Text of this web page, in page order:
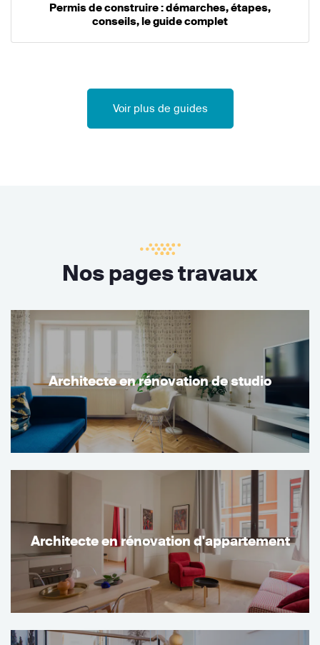
Permis de construire : démarches, étapes,
conseils, le guide complet
Voir plus de guides
Nos pages travaux
Architecte en rénovation de studio
Architecte en rénovation d'appartement